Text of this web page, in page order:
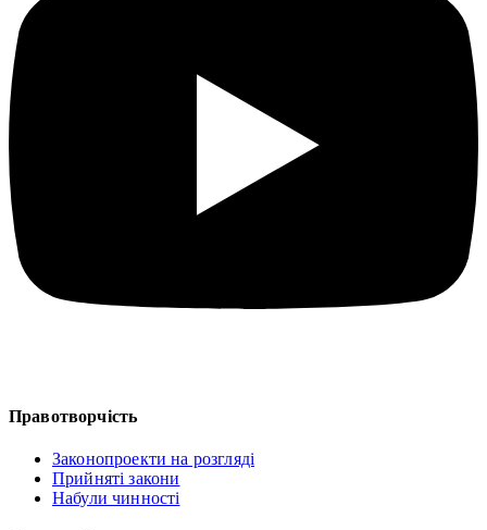
Правотворчість
Законопроекти на розгляді
Прийняті закони
Набули чинності